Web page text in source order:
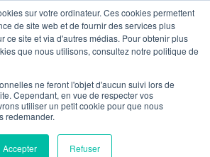
sur votre ordinateur. Ces cookies permettent
de site web et de fournir des services plus
ce site et via d'autres médias. Pour obtenir plus
que nous utilisons, consultez notre politique de
ne feront l'objet d'aucun suivi lors de
Cependant, en vue de respecter vos
utiliser un petit cookie pour que nous
redemander.
Accepter Refuser
NOTRE RÉSEAU